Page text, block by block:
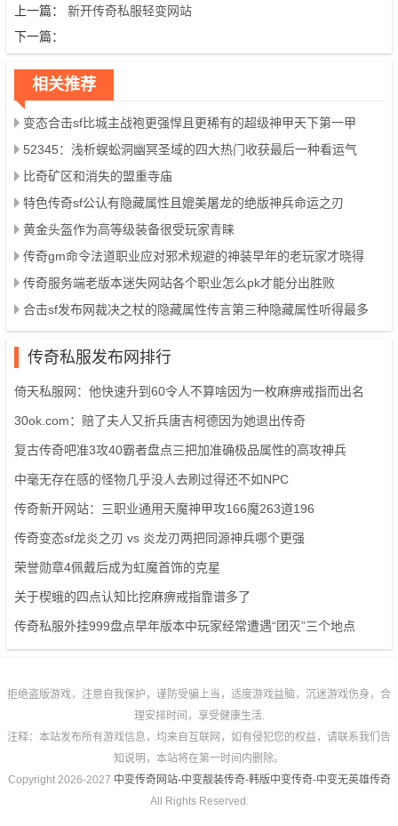
上一篇： 新开传奇私服轻变网站
下一篇：
相关推荐
变态合击sf比城主战袍更强悍且更稀有的超级神甲天下第一甲
52345：浅析蜈蚣洞幽冥圣域的四大热门收获最后一种看运气
比奇矿区和消失的盟重寺庙
特色传奇sf公认有隐藏属性且媲美屠龙的绝版神兵命运之刃
黄金头盔作为高等级装备很受玩家青睐
传奇gm命令法道职业应对邪术规避的神装早年的老玩家才晓得
传奇服务端老版本迷失网站各个职业怎么pk才能分出胜败
合击sf发布网裁决之杖的隐藏属性传言第三种隐藏属性听得最多
传奇私服发布网排行
倚天私服网：他快速升到60令人不算啥因为一枚麻痹戒指而出名
30ok.com：赔了夫人又折兵唐吉柯德因为她退出传奇
复古传奇吧准3攻40霸者盘点三把加准确极品属性的高攻神兵
中毫无存在感的怪物几乎没人去刷过得还不如NPC
传奇新开网站：三职业通用天魔神甲攻166魔263道196
传奇变态sf龙炎之刃 vs 炎龙刃两把同源神兵哪个更强
荣誉勋章4佩戴后成为虹魔首饰的克星
关于楔蛾的四点认知比挖麻痹戒指靠谱多了
传奇私服外挂999盘点早年版本中玩家经常遭遇“团灭”三个地点
拒绝盗版游戏，注意自我保护，谨防受骗上当，适度游戏益脑，沉迷游戏伤身，合
理安排时间，享受健康生活.
注释：本站发布所有游戏信息，均来自互联网，如有侵犯您的权益，请联系我们告
知说明，本站将在第一时间内删除。
Copyright 2026-2027 中变传奇网站-中变靓装传奇-韩版中变传奇-中变无英雄传奇
All Rights Reserved.